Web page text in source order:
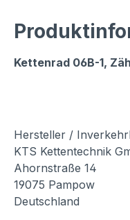
Kettenrad 06B-1,
Hersteller /
KTS Kettentechnik
Ahornstraße 14
19075 Pampow
Deutschland